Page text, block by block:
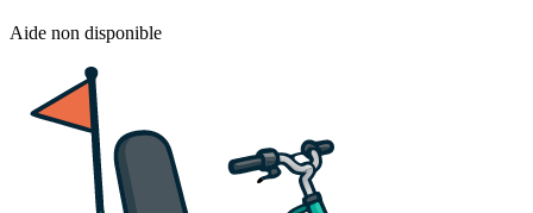
Aide non disponible